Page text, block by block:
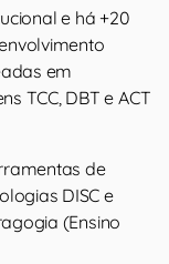
e há +20
em
TCC, DBT e ACT
de
DISC e
(Ensino